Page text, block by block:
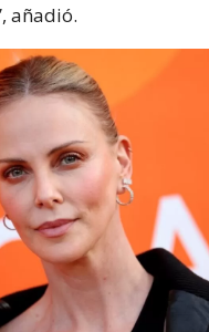
añadió.